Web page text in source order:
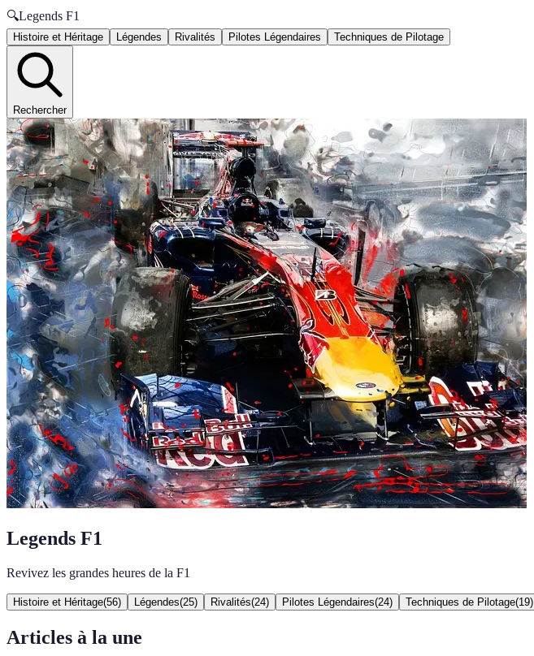
🔍Legends F1
Histoire et Héritage Légendes Rivalités Pilotes Légendaires Techniques de Pilotage
Rechercher
Legends F1
Revivez les grandes heures de la F1
Histoire et Héritage(56) Légendes(25) Rivalités(24) Pilotes Légendaires(24) Techniques de Pilotage(19)
Articles à la une